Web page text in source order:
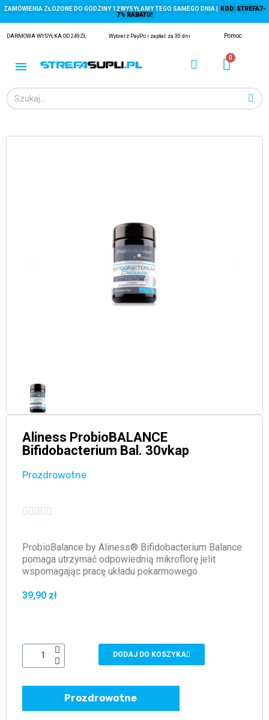
ZAMÓWIENIA ZŁOŻONE DO GODZINY 12 WYSYŁAMY TEGO SAMEGO DNIA |
KOD: STREFA7-
7% RABATU!
DARMOWA WYSYŁKA OD 249ZŁ Wybierz PayPo i zapłać za 30 dni Pomoc
Aliness ProbioBALANCE
Bifidobacterium Bal. 30vkap
Prozdrowotne
    
ProbioBalance by Aliness® Bifidobacterium Balance
pomaga utrzymać odpowiednią mikroflorę jelit
wspomagając pracę układu pokarmowego.
39,90 zł
DODAJ DO KOSZYKA
Prozdrowotne